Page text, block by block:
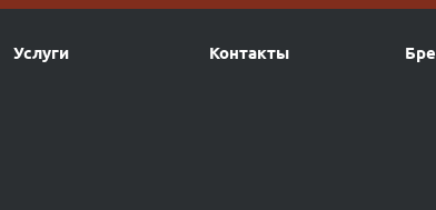
Услуги Контакты